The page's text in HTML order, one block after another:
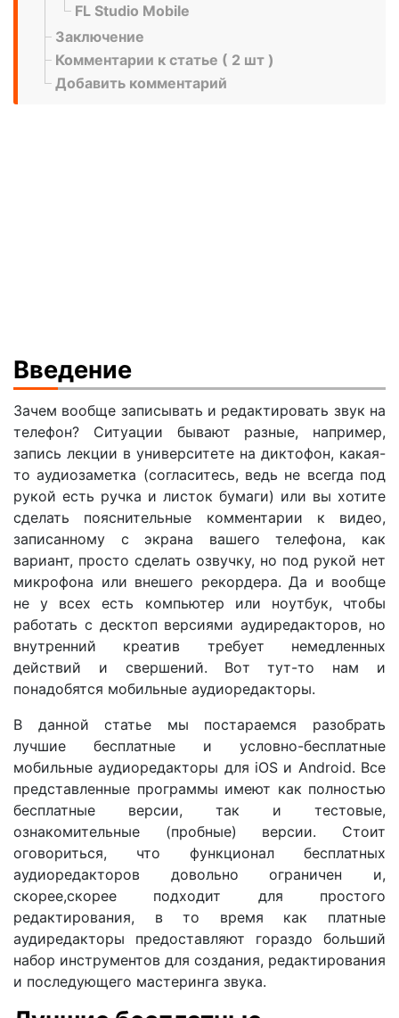
FL Studio Mobile
Заключение
Комментарии к статье ( 2 шт )
Добавить комментарий
Введение
Зачем вообще записывать и редактировать звук на
телефон? Ситуации бывают разные, например,
запись лекции в университете на диктофон, какая-
то аудиозаметка (согласитесь, ведь не всегда под
рукой есть ручка и листок бумаги) или вы хотите
сделать пояснительные комментарии к видео,
записанному с экрана вашего телефона, как
вариант, просто сделать озвучку, но под рукой нет
микрофона или внешего рекордера. Да и вообще
не у всех есть компьютер или ноутбук, чтобы
работать с десктоп версиями аудиредакторов, но
внутренний креатив требует немедленных
действий и свершений. Вот тут-то нам и
понадобятся мобильные аудиоредакторы.
В данной статье мы постараемся разобрать
лучшие бесплатные и условно-бесплатные
мобильные аудиоредакторы для iOS и Android. Все
представленные программы имеют как полностью
бесплатные версии, так и тестовые,
ознакомительные (пробные) версии. Стоит
оговориться, что функционал бесплатных
аудиоредакторов довольно ограничен и,
скорее,скорее подходит для простого
редактирования, в то время как платные
аудиредакторы предоставляют гораздо больший
набор инструментов для создания, редактирования
и последующего мастеринга звука.